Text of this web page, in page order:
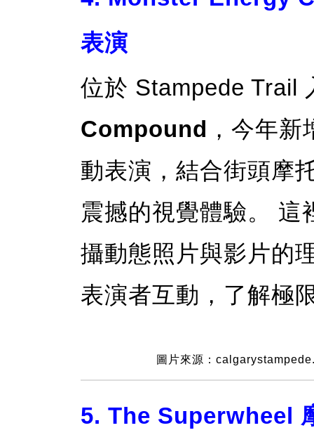
表演
位於 Stampede Trail
Compound ，今年新
動表演，結合街頭摩
震撼的視覺體驗。 這
攝動態照片與影片的
表演者互動，了解極
圖片來源：
5. The Superwheel